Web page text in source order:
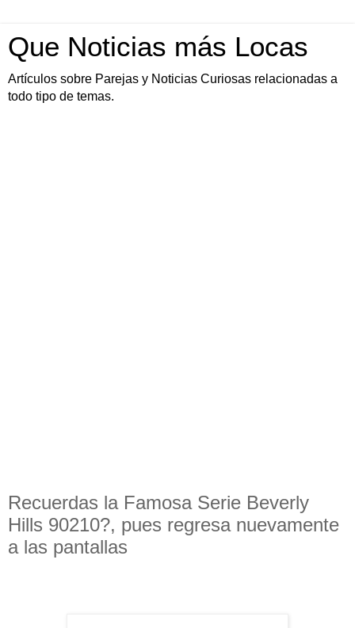
Que Noticias más Locas
Artículos sobre Parejas y Noticias Curiosas relacionadas a
todo tipo de temas.
Recuerdas la Famosa Serie Beverly
Hills 90210?, pues regresa nuevamente
a las pantallas